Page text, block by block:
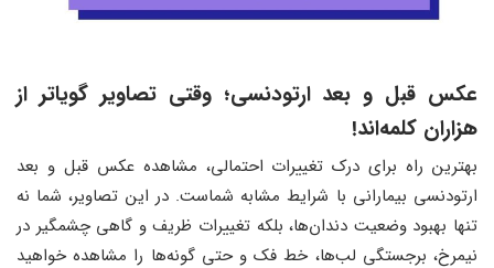
عکس قبل و بعد ارتودنسی؛ وقتی تصاویر گویاتر از
هزاران کلمه‌اند!
بهترین راه برای درک تغییرات احتمالی، مشاهده عکس قبل و بعد
ارتودنسی بیمارانی با شرایط مشابه شماست. در این تصاویر، شما نه
تنها بهبود وضعیت دندان‌ها، بلکه تغییرات ظریف و گاهی چشمگیر در
نیمرخ، برجستگی لب‌ها، خط فک و حتی گونه‌ها را مشاهده خواهید